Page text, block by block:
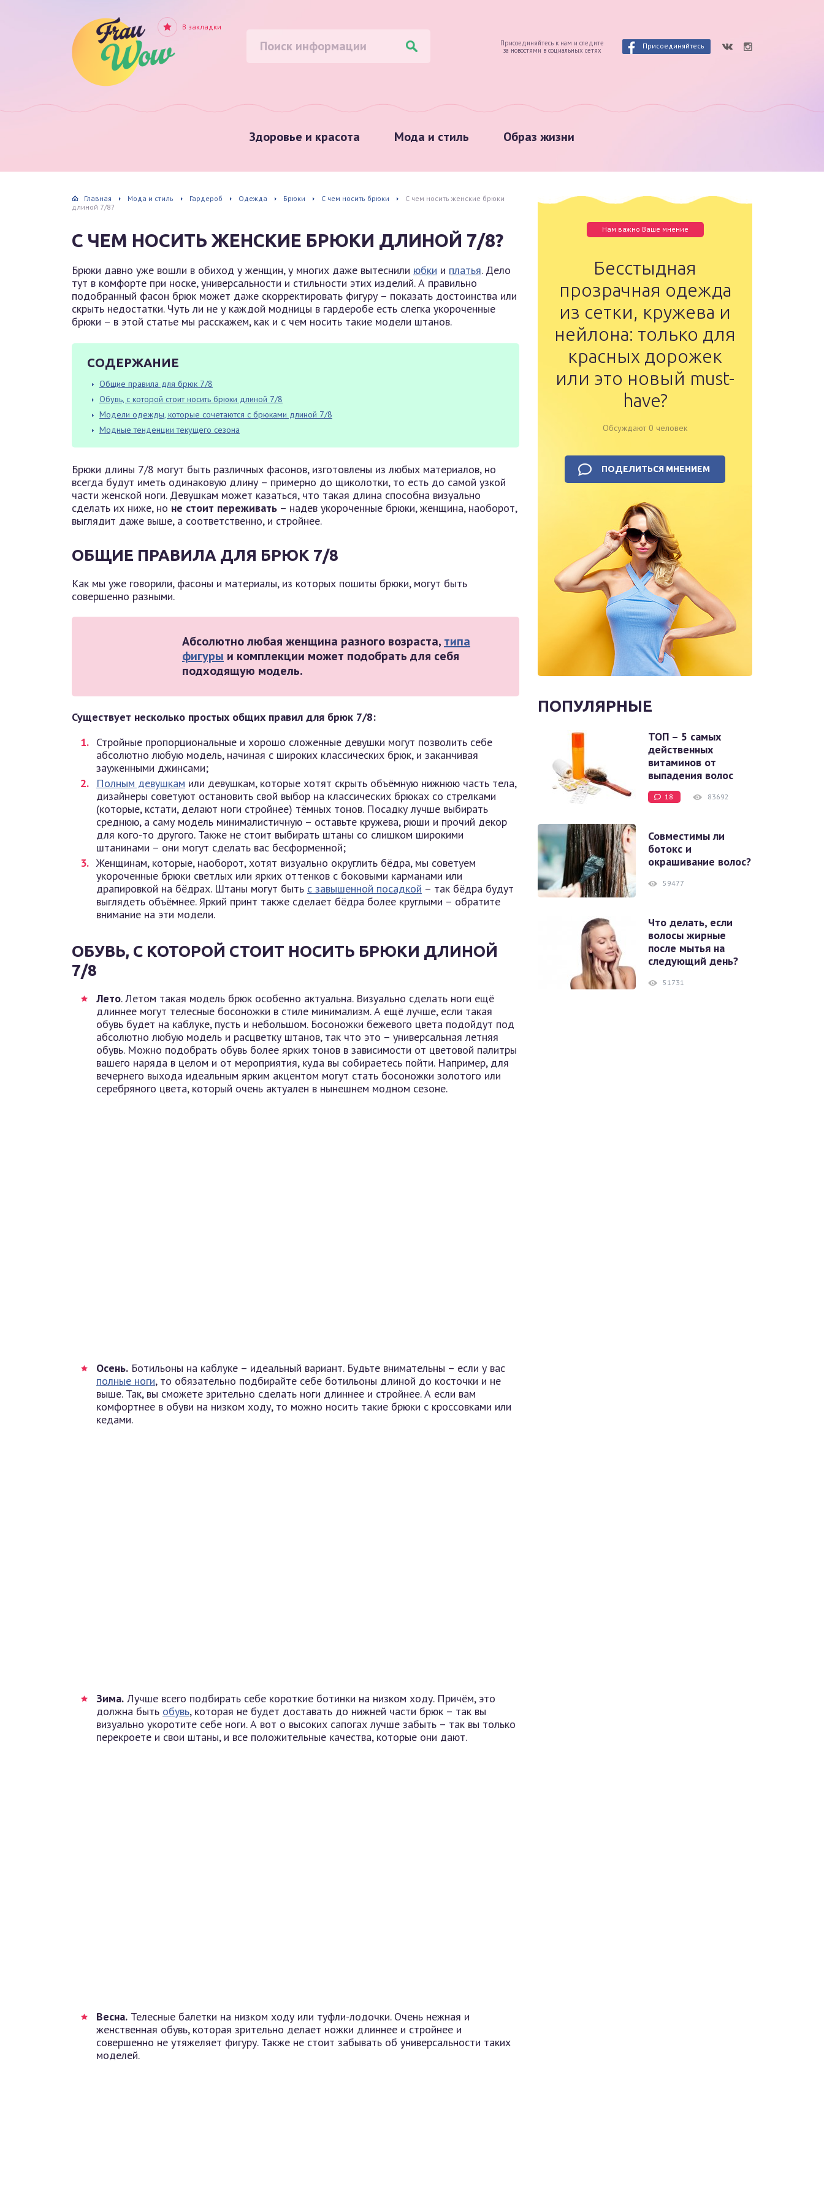
Здоровье и красота Мода и стиль Образ жизни
Присоединяйтесь к нам и следите
за новостями в социальных сетях
Присоединяйтесь
В закладки
Главная Мода и стиль Гардероб Одежда Брюки С чем носить брюки
С чем носить женские брюки
длиной 7/8?
С ЧЕМ НОСИТЬ ЖЕНСКИЕ БРЮКИ ДЛИНОЙ 7/8?
Брюки давно уже вошли в обиход у женщин, у многих даже вытеснили юбки и платья. Дело
тут в комфорте при носке, универсальности и стильности этих изделий. А правильно
подобранный фасон брюк может даже скорректировать фигуру – показать достоинства или
скрыть недостатки. Чуть ли не у каждой модницы в гардеробе есть слегка укороченные
брюки – в этой статье мы расскажем, как и с чем носить такие модели штанов.
СОДЕРЖАНИЕ
Общие правила для брюк 7/8
Обувь, с которой стоит носить брюки длиной 7/8
Модели одежды, которые сочетаются с брюками длиной 7/8
Модные тенденции текущего сезона
Брюки длины 7/8 могут быть различных фасонов, изготовлены из любых материалов, но
всегда будут иметь одинаковую длину – примерно до щиколотки, то есть до самой узкой
части женской ноги. Девушкам может казаться, что такая длина способна визуально
сделать их ниже, но не стоит переживать – надев укороченные брюки, женщина, наоборот,
выглядит даже выше, а соответственно, и стройнее.
ОБЩИЕ ПРАВИЛА ДЛЯ БРЮК 7/8
Как мы уже говорили, фасоны и материалы, из которых пошиты брюки, могут быть
совершенно разными.
Абсолютно любая женщина разного возраста, типа
фигуры и комплекции может подобрать для себя
подходящую модель.
Существует несколько простых общих правил для брюк 7/8:
Стройные пропорциональные и хорошо сложенные девушки могут позволить себе
абсолютно любую модель, начиная с широких классических брюк, и заканчивая
зауженными джинсами;
Полным девушкам или девушкам, которые хотят скрыть объёмную нижнюю часть тела,
дизайнеры советуют остановить свой выбор на классических брюках со стрелками
(которые, кстати, делают ноги стройнее) тёмных тонов. Посадку лучше выбирать
среднюю, а саму модель минималистичную – оставьте кружева, рюши и прочий декор
для кого-то другого. Также не стоит выбирать штаны со слишком широкими
штанинами – они могут сделать вас бесформенной;
Женщинам, которые, наоборот, хотят визуально округлить бёдра, мы советуем
укороченные брюки светлых или ярких оттенков с боковыми карманами или
драпировкой на бёдрах. Штаны могут быть с завышенной посадкой – так бёдра будут
выглядеть объёмнее. Яркий принт также сделает бёдра более круглыми – обратите
внимание на эти модели.
ОБУВЬ, С КОТОРОЙ СТОИТ НОСИТЬ БРЮКИ ДЛИНОЙ
7/8
Лето. Летом такая модель брюк особенно актуальна. Визуально сделать ноги ещё
длиннее могут телесные босоножки в стиле минимализм. А ещё лучше, если такая
обувь будет на каблуке, пусть и небольшом. Босоножки бежевого цвета подойдут под
абсолютно любую модель и расцветку штанов, так что это – универсальная летняя
обувь. Можно подобрать обувь более ярких тонов в зависимости от цветовой палитры
вашего наряда в целом и от мероприятия, куда вы собираетесь пойти. Например, для
вечернего выхода идеальным ярким акцентом могут стать босоножки золотого или
серебряного цвета, который очень актуален в нынешнем модном сезоне.
Осень. Ботильоны на каблуке – идеальный вариант. Будьте внимательны – если у вас
полные ноги, то обязательно подбирайте себе ботильоны длиной до косточки и не
выше. Так, вы сможете зрительно сделать ноги длиннее и стройнее. А если вам
комфортнее в обуви на низком ходу, то можно носить такие брюки с кроссовками или
кедами.
Зима. Лучше всего подбирать себе короткие ботинки на низком ходу. Причём, это
должна быть обувь, которая не будет доставать до нижней части брюк – так вы
визуально укоротите себе ноги. А вот о высоких сапогах лучше забыть – так вы только
перекроете и свои штаны, и все положительные качества, которые они дают.
Весна. Телесные балетки на низком ходу или туфли-лодочки. Очень нежная и
женственная обувь, которая зрительно делает ножки длиннее и стройнее и
совершенно не утяжеляет фигуру. Также не стоит забывать об универсальности таких
моделей.
Нам важно Ваше мнение
Бесстыдная
прозрачная одежда
из сетки, кружева и
нейлона: только для
красных дорожек
или это новый must-
have?
Обсуждают 0 человек
ПОДЕЛИТЬСЯ МНЕНИЕМ
ПОПУЛЯРНЫЕ
ТОП – 5 самых
действенных
витаминов от
выпадения волос
18 83692
Совместимы ли
ботокс и
окрашивание волос?
59477
Что делать, если
волосы жирные
после мытья на
следующий день?
51731